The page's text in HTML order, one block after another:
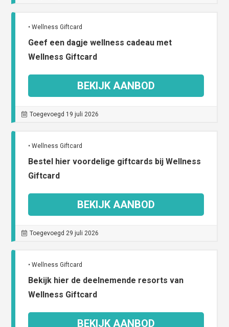
• Wellness Giftcard
Geef een dagje wellness cadeau met
Wellness Giftcard
BEKIJK AANBOD
Toegevoegd 19 juli 2026
• Wellness Giftcard
Bestel hier voordelige giftcards bij Wellness
Giftcard
BEKIJK AANBOD
Toegevoegd 29 juli 2026
• Wellness Giftcard
Bekijk hier de deelnemende resorts van
Wellness Giftcard
BEKIJK AANBOD